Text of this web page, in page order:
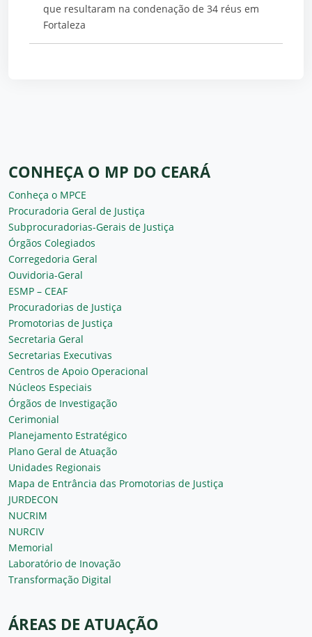
que resultaram na condenação de 34 réus em
Fortaleza
CONHEÇA O MP DO CEARÁ
Conheça o MPCE
Procuradoria Geral de Justiça
Subprocuradorias-Gerais de Justiça
Órgãos Colegiados
Corregedoria Geral
Ouvidoria-Geral
ESMP – CEAF
Procuradorias de Justiça
Promotorias de Justiça
Secretaria Geral
Secretarias Executivas
Centros de Apoio Operacional
Núcleos Especiais
Órgãos de Investigação
Cerimonial
Planejamento Estratégico
Plano Geral de Atuação
Unidades Regionais
Mapa de Entrância das Promotorias de Justiça
JURDECON
NUCRIM
NURCIV
Memorial
Laboratório de Inovação
Transformação Digital
ÁREAS DE ATUAÇÃO